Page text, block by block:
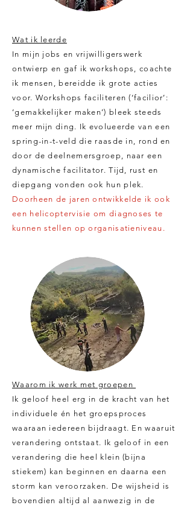
Wat ik leerde
In mijn jobs en vrijwilligerswerk
ontwierp en gaf ik workshops, coachte
ik mensen, bereidde ik grote acties
voor. Workshops faciliteren (‘facilior’:
‘gemakkelijker maken’) bleek steeds
meer mijn ding. Ik evolueerde van een
spring-in-t-veld die raasde in, rond en
door de deelnemersgroep, naar een
dynamische facilitator. Tijd, rust en
diepgang vonden ook hun plek.
Doorheen de jaren ontwikkelde ik ook
een helicoptervisie om diagnoses te
kunnen stellen op organisatieniveau.
Waarom ik werk met groepen
Ik geloof heel erg in de kracht van het
individuele én het groepsproces
waaraan iedereen bijdraagt. En waaruit
verandering ontstaat. Ik geloof in een
verandering die heel klein (bijna
stiekem) kan beginnen en daarna een
storm kan veroorzaken. De wijsheid is
bovendien altijd al aanwezig in de